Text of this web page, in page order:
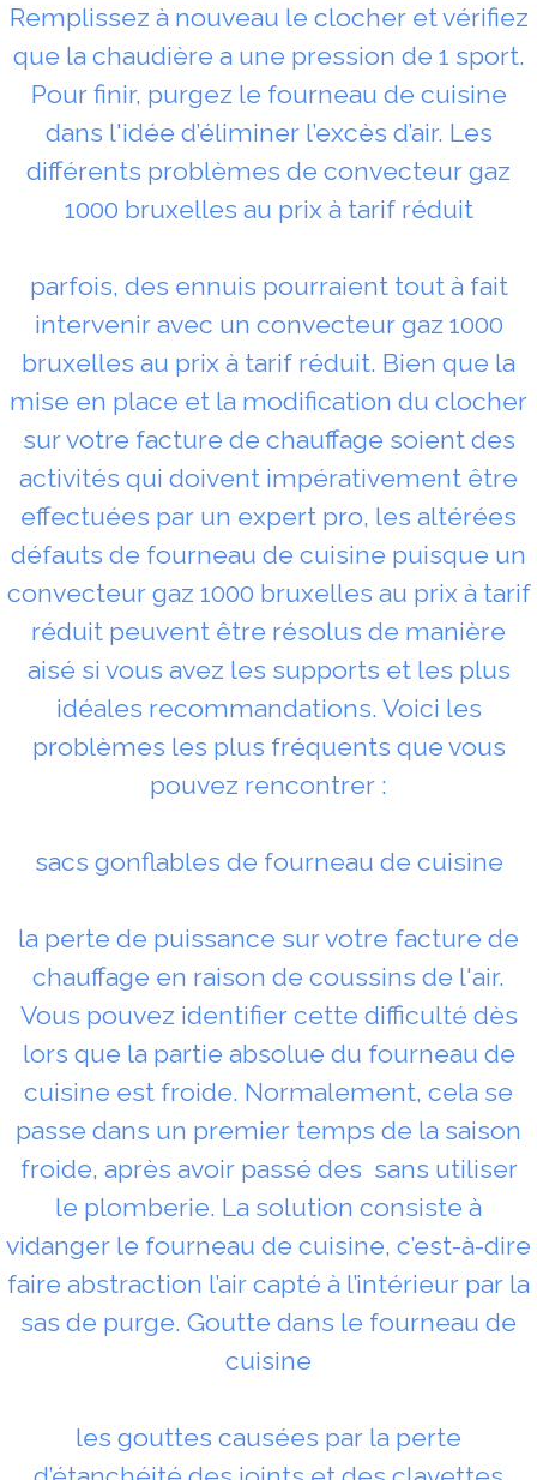
Remplissez à nouveau le clocher et vérifiez
que la chaudière a une pression de 1 sport.
Pour finir, purgez le fourneau de cuisine
dans l'idée d’éliminer l’excès d’air. Les
différents problèmes de convecteur gaz
1000 bruxelles au prix à tarif réduit
parfois, des ennuis pourraient tout à fait
intervenir avec un convecteur gaz 1000
bruxelles au prix à tarif réduit. Bien que la
mise en place et la modification du clocher
sur votre facture de chauffage soient des
activités qui doivent impérativement être
effectuées par un expert pro, les altérées
défauts de fourneau de cuisine puisque un
convecteur gaz 1000 bruxelles au prix à tarif
réduit peuvent être résolus de manière
aisé si vous avez les supports et les plus
idéales recommandations. Voici les
problèmes les plus fréquents que vous
pouvez rencontrer :
sacs gonflables de fourneau de cuisine
la perte de puissance sur votre facture de
chauffage en raison de coussins de l'air.
Vous pouvez identifier cette difficulté dès
lors que la partie absolue du fourneau de
cuisine est froide. Normalement, cela se
passe dans un premier temps de la saison
froide, après avoir passé des sans utiliser
le plomberie. La solution consiste à
vidanger le fourneau de cuisine, c’est-à-dire
faire abstraction l’air capté à l’intérieur par la
sas de purge. Goutte dans le fourneau de
cuisine
les gouttes causées par la perte